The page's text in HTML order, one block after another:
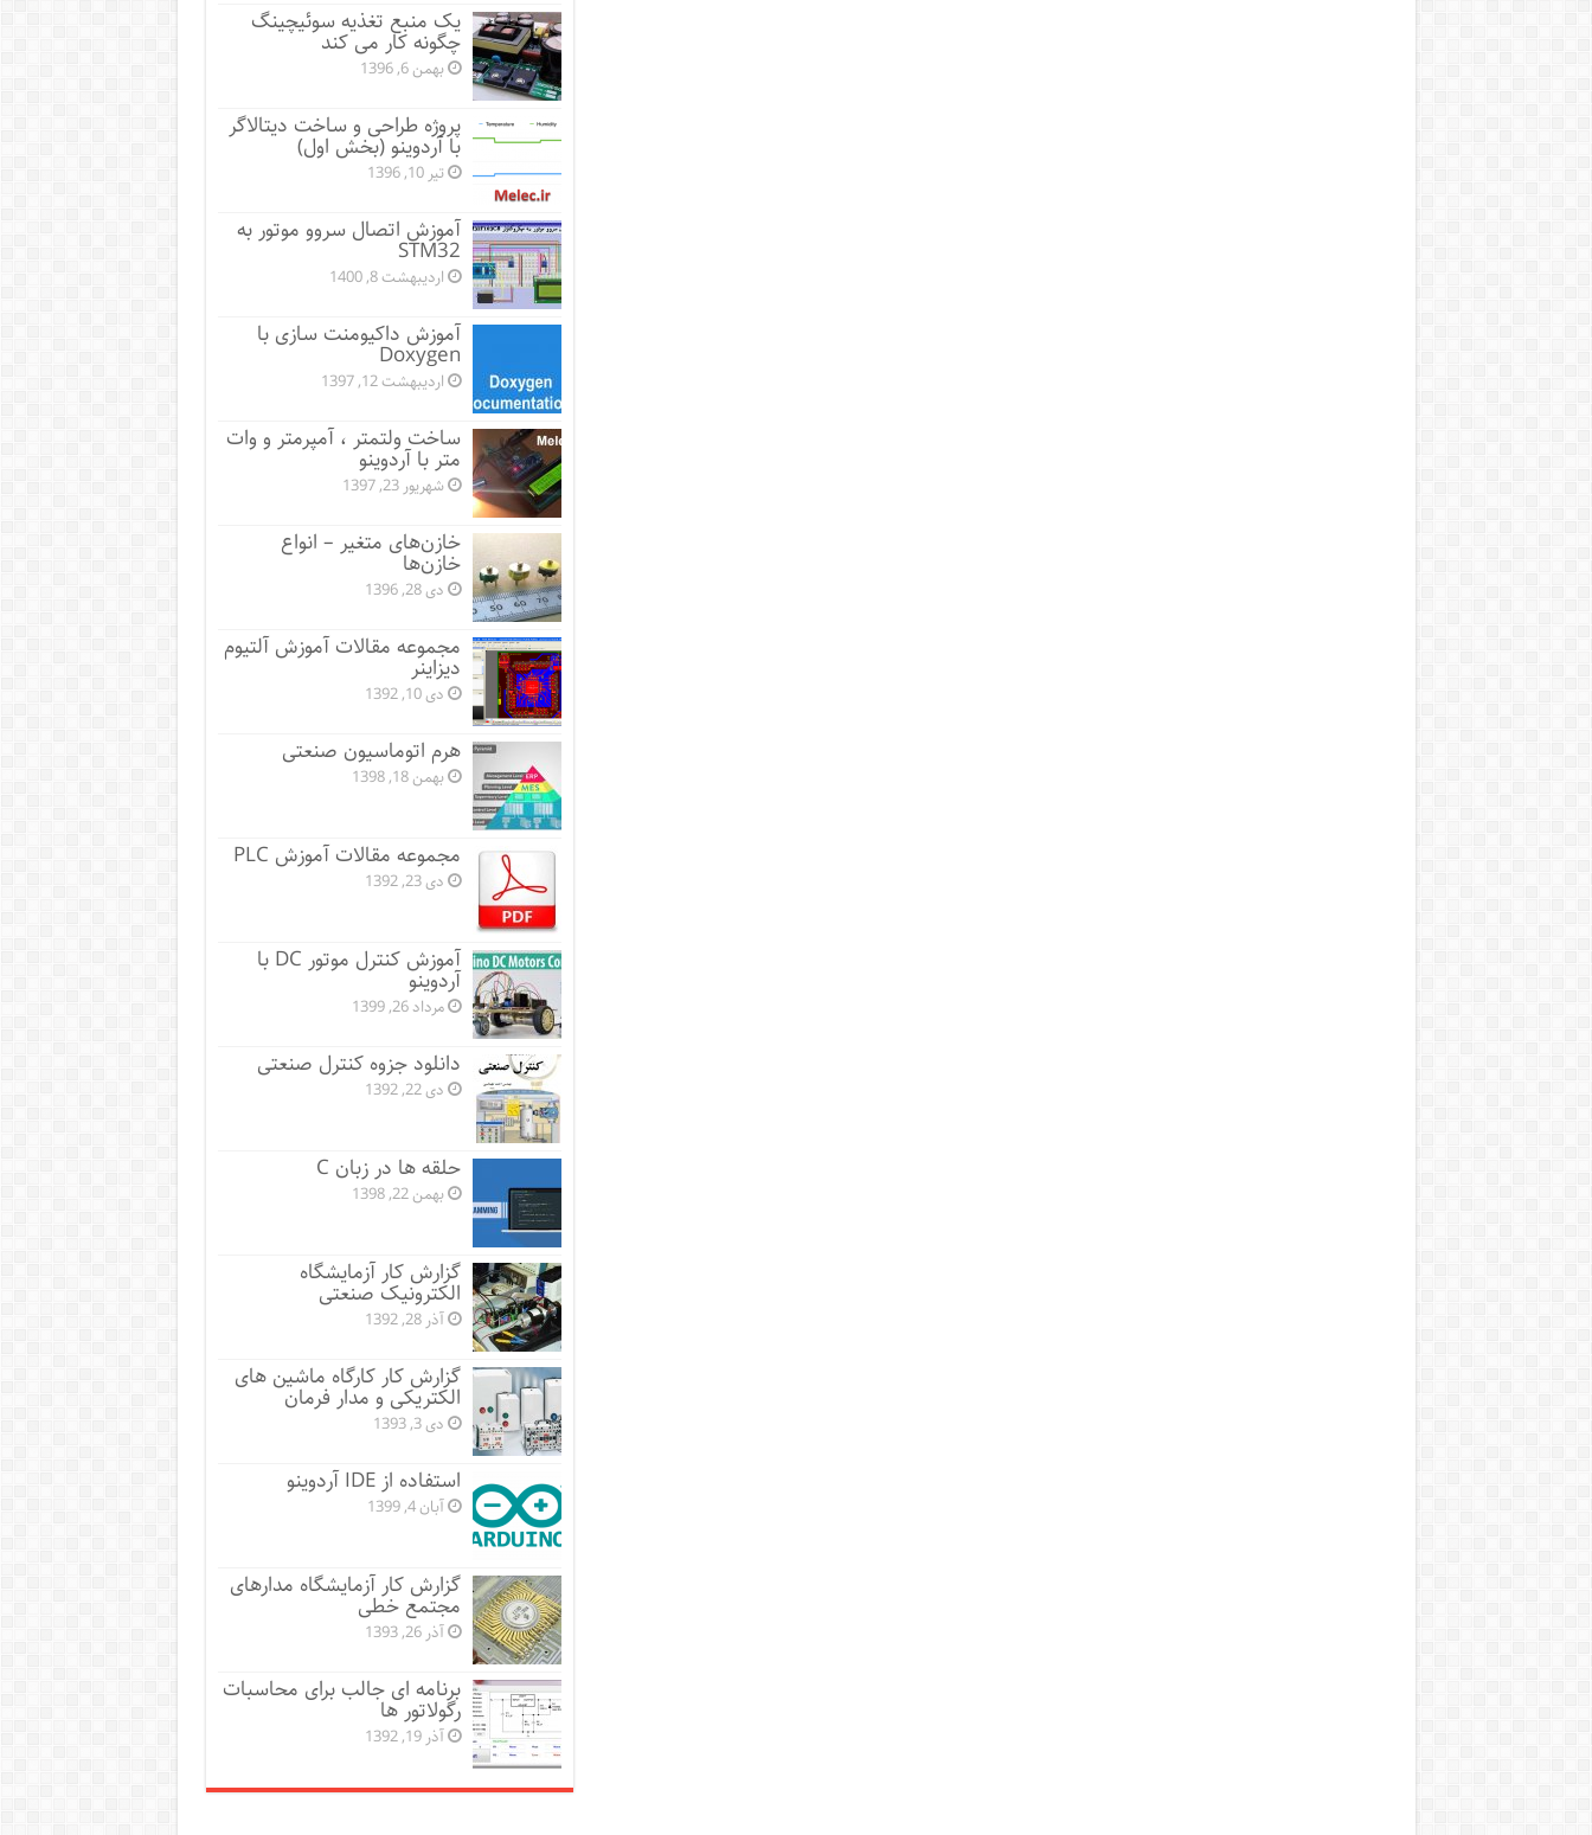
یک منبع تغذیه سوئیچینگ
چگونه کار می کند
بهمن 6, 1396
پروژه طراحی و ساخت دیتالاگر
با آردوینو (بخش اول)
تیر 10, 1396
آموزش اتصال سروو موتور به
STM32
اردیبهشت 8, 1400
آموزش داکیومنت سازی با
Doxygen
اردیبهشت 12, 1397
ساخت ولتمتر ، آمپرمتر و وات
متر با آردوینو
شهریور 23, 1397
خازن‌های متغیر – انواع
خازن‌ها
دی 28, 1396
مجموعه مقالات آموزش آلتیوم
دیزاینر
دی 10, 1392
هرم اتوماسیون صنعتی
بهمن 18, 1398
مجموعه مقالات آموزش PLC
دی 23, 1392
آموزش کنترل موتور DC با
آردوینو
مرداد 26, 1399
دانلود جزوه کنترل صنعتی
دی 22, 1392
حلقه ها در زبان C
بهمن 22, 1398
گزارش کار آزمایشگاه
الکترونیک صنعتی
آذر 28, 1392
گزارش کار کارگاه ماشین های
الکتریکی و مدار فرمان
دی 3, 1393
استفاده از IDE آردوینو
آبان 4, 1399
گزارش کار آزمایشگاه مدارهای
مجتمع خطی
آذر 26, 1393
برنامه ای جالب برای محاسبات
رگولاتور ها
آذر 19, 1392